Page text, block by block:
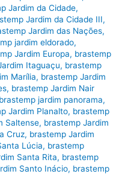
Jardim da Cidade,
Jardim da Cidade III,
Jardim das Nações,
jardim eldorado,
Jardim Europa, brastemp
Itaguaçu, brastemp
Marília, brastemp Jardim
, brastemp Jardim Nair
brastemp jardim panorama,
Jardim Planalto, brastemp
Saltense, brastemp Jardim
Cruz, brastemp Jardim
Lúcia, brastemp
Santa Rita, brastemp
Santo Inácio, brastemp